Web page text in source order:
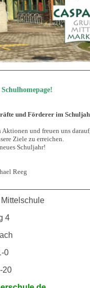
und Förderer im
und freuen uns darauf,
Ziele zu erreichen.
Schuljahr!
Reeg
4
0
20